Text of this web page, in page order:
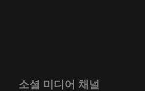
소셜 미디어 채널